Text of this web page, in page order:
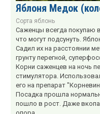
Яблоня Медок
Сорта яблонь
Саженцы всегда покупаю
что могут подсунуть.
Садил их на расстоянии
грунту перегной,
Корни саженцев на ночь
стимулятора.
его на препарат
Посадка прошла
пошло в рост. Даже